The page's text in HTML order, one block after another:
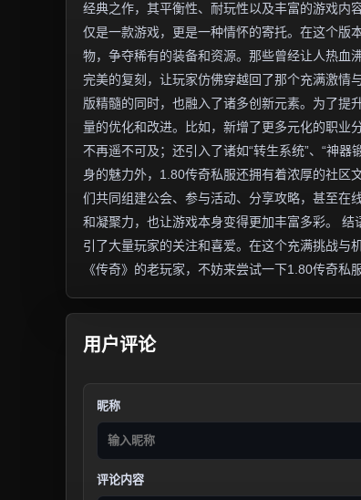
经典之作，其平衡性、耐玩性以及丰富的游戏内
仅是一款游戏，更是一种情怀的寄托。在这个版
物，争夺稀有的装备和资源。那些曾经让人热血
完美的复刻，让玩家仿佛穿越回了那个充满激情
版精髓的同时，也融入了诸多创新元素。为了提
量的优化和改进。比如，新增了更多元化的职业
不再遥不可及；还引入了诸如“转生系统”、“神
身的魅力外，1.80传奇私服还拥有着浓厚的社区
们共同组建公会、参与活动、分享攻略，甚至在
和凝聚力，也让游戏本身变得更加丰富多彩。
引了大量玩家的关注和喜爱。在这个充满挑战与
《传奇》的老玩家，不妨来尝试一下1.80传奇私
用户评论
昵称
评论内容